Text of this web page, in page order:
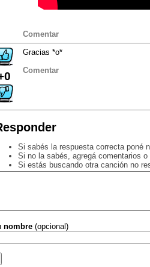
Comentar
Gracias *o*
Comentar
Si sabés la respuesta correcta poné
Si no la sabés, agregá comentarios
Si estás buscando otra canción no
nombre (opcional)